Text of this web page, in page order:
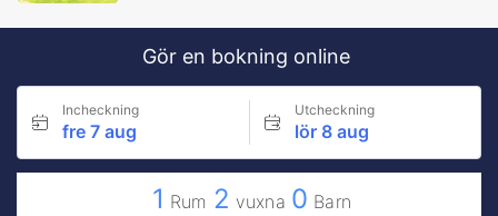
Gör en bokning online
Incheckning
fre 7 aug
Utcheckning
lör 8 aug
1 Rum 2 vuxna 0 Barn